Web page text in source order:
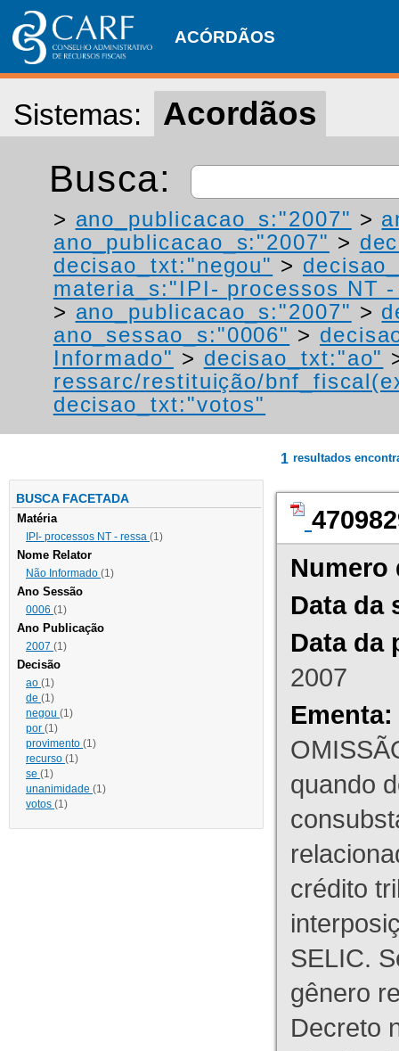
ACÓRDÃOS
Sistemas: Acordãos
Busca:
> ano_publicacao_s:"2007" >
ano_publicacao_s:"2007" >
decisao_txt:"negou" >
materia_s:"IPI- processos NT
> ano_publicacao_s:"2007" >
ano_sessao_s:"0006" >
Informado" > decisao_txt:"ao"
ressarc/restituição/
decisao_txt:"votos"
BUSCA FACETADA
Matéria
IPI- processos NT - ressa (1)
Nome Relator
Não Informado (1)
Ano Sessão
0006 (1)
Ano Publicação
2007 (1)
Decisão
ao (1)
de (1)
negou (1)
por (1)
provimento (1)
recurso (1)
se (1)
unanimidade (1)
votos (1)
1 resultados
Numero
Data da
Data da
2007
Ementa:
quando
crédito
SELIC.
gênero
Decreto